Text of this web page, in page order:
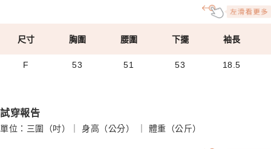
尺寸 胸圍 腰圍 下擺 袖長
F 53 51 53 18.5
試穿報告
單位：三圍（吋）｜ 身高（公分） ｜ 體重（公斤）